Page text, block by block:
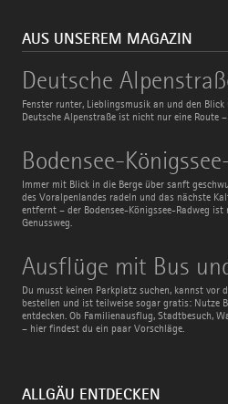
AUS UNSEREM MAGAZIN
Deutsche
Fenster runter, Lieblingsmusik an und den
Deutsche Alpenstraße ist nicht nur eine Route
Deutsche
Alpenstraße
Bodensee-
Immer mit Blick in die Berge über sanft
des Voralpenlandes radeln und das nächste
entfernt – der Bodensee-Königssee-Radweg
Genussweg.
Bodensee-
Königssee-
Radweg
Ausflüge mit Bus
Du musst keinen Parkplatz suchen, kannst vor
bestellen und ist teilweise sogar gratis: Nutze
entdecken. Ob Familienausflug, Stadtbesuch,
– hier findest du ein paar Vorschläge.
Ausflüge
mit
Bus
und
Bahn
ALLGÄU ENTDECKEN